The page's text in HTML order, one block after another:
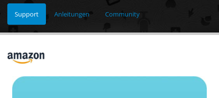
Support Anleitungen Community